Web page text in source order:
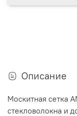
Описание
Москитная сетка
стекловолокна и